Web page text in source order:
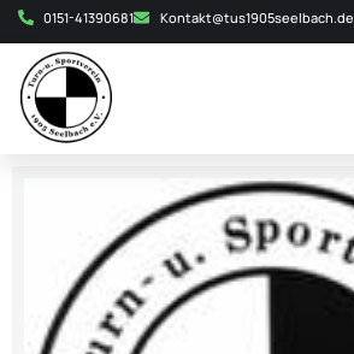
0151-41390681 Kontakt@tus1905seelbach.de